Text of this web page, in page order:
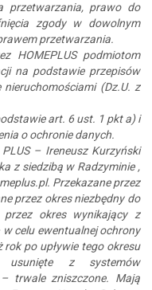
przetwarzania, prawo do
zgody w dowolnym
przetwarzania.
HOMEPLUS podmiotom
na podstawie przepisów
(Dz.U. z
art. 6 ust. 1 pkt a) i
o ochronie danych.
– Ireneusz Kurzyński
z siedzibą w Radzyminie ,
Przekazane przez
przez okres niezbędny do
okres wynikający z
celu ewentualnej ochrony
po upływie tego okresu
z systemów
trwale zniszczone. Mają